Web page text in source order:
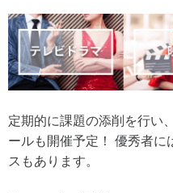
定期的に課題の添削を行い
ールも開催予定！ 優秀者に
スもあります。